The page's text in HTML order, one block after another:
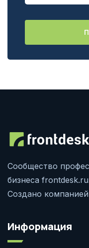
Сообщество
бизнеса
Создано
Информация